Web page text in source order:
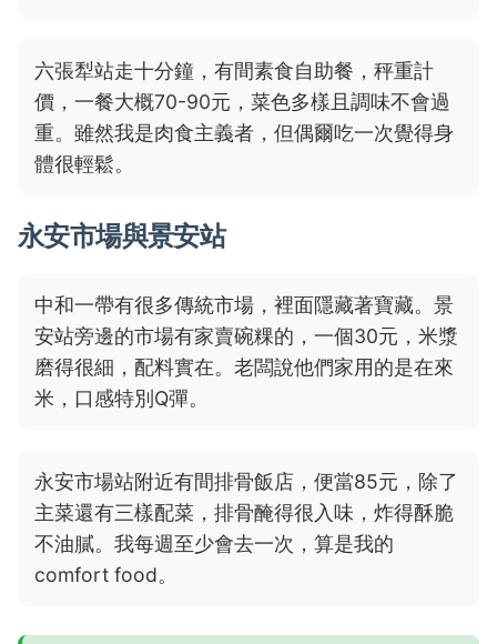
六張犁站走十分鐘，有間素食自助餐，秤重計
價，一餐大概70-90元，菜色多樣且調味不會過
重。雖然我是肉食主義者，但偶爾吃一次覺得身
體很輕鬆。
永安市場與景安站
中和一帶有很多傳統市場，裡面隱藏著寶藏。景
安站旁邊的市場有家賣碗粿的，一個30元，米漿
磨得很細，配料實在。老闆說他們家用的是在來
米，口感特別Q彈。
永安市場站附近有間排骨飯店，便當85元，除了
主菜還有三樣配菜，排骨醃得很入味，炸得酥脆
不油膩。我每週至少會去一次，算是我的
comfort food。